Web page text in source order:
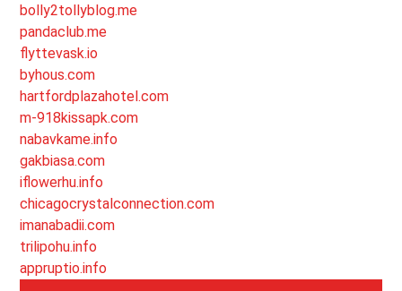
bolly2tollyblog.me
pandaclub.me
flyttevask.io
byhous.com
hartfordplazahotel.com
m-918kissapk.com
nabavkame.info
gakbiasa.com
iflowerhu.info
chicagocrystalconnection.com
imanabadii.com
trilipohu.info
appruptio.info